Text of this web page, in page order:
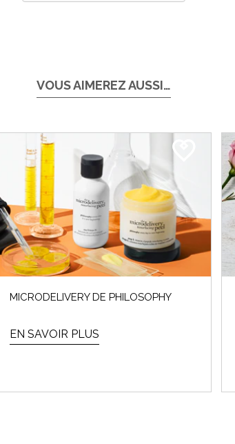
VOUS AIMEREZ AUSSI…
MICRODELIVERY DE PHILOSOPHY
EN SAVOIR PLUS